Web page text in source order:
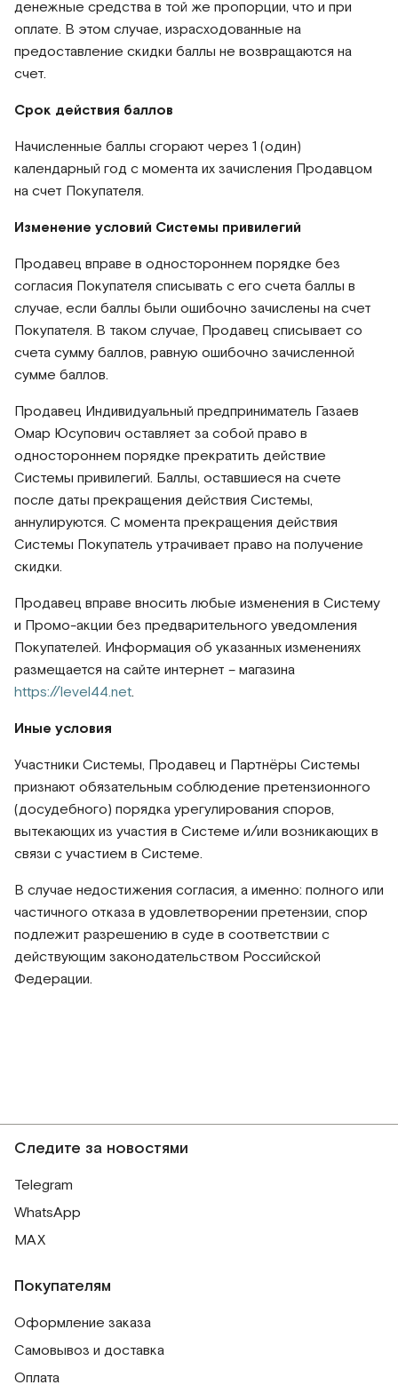
денежные средства в той же пропорции, что и при
оплате. В этом случае, израсходованные на
предоставление скидки баллы не возвращаются на
счет.
Срок действия баллов
Начисленные баллы сгорают через 1 (один)
календарный год с момента их зачисления Продавцом
на счет Покупателя.
Изменение условий Системы привилегий
Продавец вправе в одностороннем порядке без
согласия Покупателя списывать с его счета баллы в
случае, если баллы были ошибочно зачислены на счет
Покупателя. В таком случае, Продавец списывает со
счета сумму баллов, равную ошибочно зачисленной
сумме баллов.
Продавец Индивидуальный предприниматель Газаев
Омар Юсупович оставляет за собой право в
одностороннем порядке прекратить действие
Системы привилегий. Баллы, оставшиеся на счете
после даты прекращения действия Системы,
аннулируются. С момента прекращения действия
Системы Покупатель утрачивает право на получение
скидки.
Продавец вправе вносить любые изменения в Систему
и Промо-акции без предварительного уведомления
Покупателей. Информация об указанных изменениях
размещается на сайте интернет – магазина
https://level44.net.
Иные условия
Участники Системы, Продавец и Партнёры Системы
признают обязательным соблюдение претензионного
(досудебного) порядка урегулирования споров,
вытекающих из участия в Системе и/или возникающих в
связи с участием в Системе.
В случае недостижения согласия, а именно: полного или
частичного отказа в удовлетворении претензии, спор
подлежит разрешению в суде в соответствии с
действующим законодательством Российской
Федерации.
Следите за новостями
Telegram
WhatsApp
MAX
Покупателям
Оформление заказа
Самовывоз и доставка
Оплата